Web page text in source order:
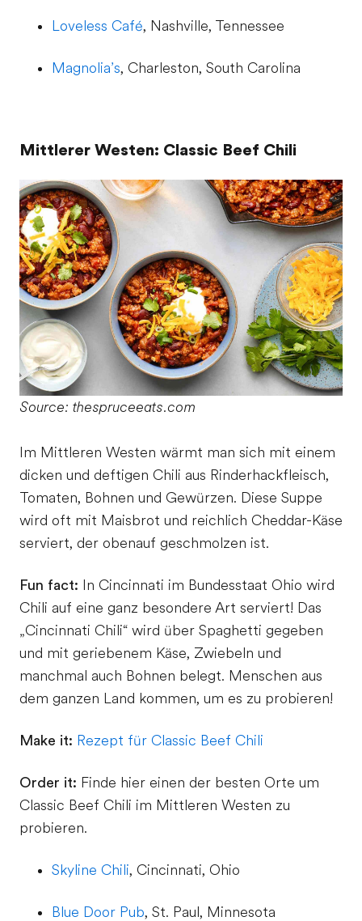
Loveless Café, Nashville, Tennessee
Magnolia’s, Charleston, South Carolina
Mittlerer Westen: Classic Beef Chili
Source: thespruceeats.com
Im Mittleren Westen wärmt man sich mit einem
dicken und deftigen Chili aus Rinderhackfleisch,
Tomaten, Bohnen und Gewürzen. Diese Suppe
wird oft mit Maisbrot und reichlich Cheddar-Käse
serviert, der obenauf geschmolzen ist.
Fun fact: In Cincinnati im Bundesstaat Ohio wird
Chili auf eine ganz besondere Art serviert! Das
„Cincinnati Chili“ wird über Spaghetti gegeben
und mit geriebenem Käse, Zwiebeln und
manchmal auch Bohnen belegt. Menschen aus
dem ganzen Land kommen, um es zu probieren!
Make it: Rezept für Classic Beef Chili
Order it: Finde hier einen der besten Orte um
Classic Beef Chili im Mittleren Westen zu
probieren.
Skyline Chili, Cincinnati, Ohio
Blue Door Pub, St. Paul, Minnesota